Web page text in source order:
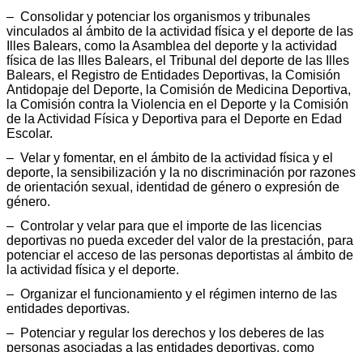
– Consolidar y potenciar los organismos y tribunales
vinculados al ámbito de la actividad física y el deporte de las
Illes Balears, como la Asamblea del deporte y la actividad
física de las Illes Balears, el Tribunal del deporte de las Illes
Balears, el Registro de Entidades Deportivas, la Comisión
Antidopaje del Deporte, la Comisión de Medicina Deportiva,
la Comisión contra la Violencia en el Deporte y la Comisión
de la Actividad Física y Deportiva para el Deporte en Edad
Escolar.
– Velar y fomentar, en el ámbito de la actividad física y el
deporte, la sensibilización y la no discriminación por razones
de orientación sexual, identidad de género o expresión de
género.
– Controlar y velar para que el importe de las licencias
deportivas no pueda exceder del valor de la prestación, para
potenciar el acceso de las personas deportistas al ámbito de
la actividad física y el deporte.
– Organizar el funcionamiento y el régimen interno de las
entidades deportivas.
– Potenciar y regular los derechos y los deberes de las
personas asociadas a las entidades deportivas, como